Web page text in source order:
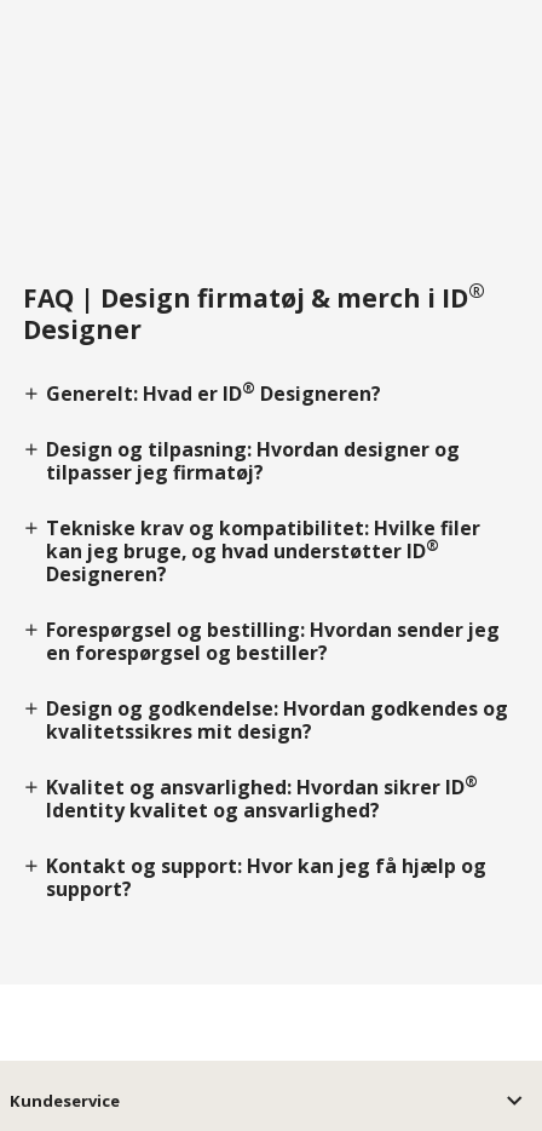
FAQ | Design firmatøj & merch i ID®
Designer
add Generelt: Hvad er ID® Designeren?
add Design og tilpasning: Hvordan designer og
tilpasser jeg firmatøj?
add Tekniske krav og kompatibilitet: Hvilke filer
kan jeg bruge, og hvad understøtter ID®
Designeren?
add Forespørgsel og bestilling: Hvordan sender jeg
en forespørgsel og bestiller?
add Design og godkendelse: Hvordan godkendes og
kvalitetssikres mit design?
add Kvalitet og ansvarlighed: Hvordan sikrer ID®
Identity kvalitet og ansvarlighed?
add Kontakt og support: Hvor kan jeg få hjælp og
support?
Kundeservice